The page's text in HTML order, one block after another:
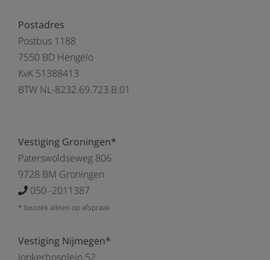
Postadres
Postbus 1188
7550 BD Hengelo
KvK 51388413
BTW NL-8232.69.723.B.01
Vestiging Groningen*
Paterswoldseweg 806
9728 BM Groningen
050 -2011387
* bezoek alleen op afspraak
Vestiging Nijmegen*
Jonkerbosplein 52